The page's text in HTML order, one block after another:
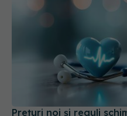
Prețuri noi și reguli
Planul CNAS pentru
Germania și Franța